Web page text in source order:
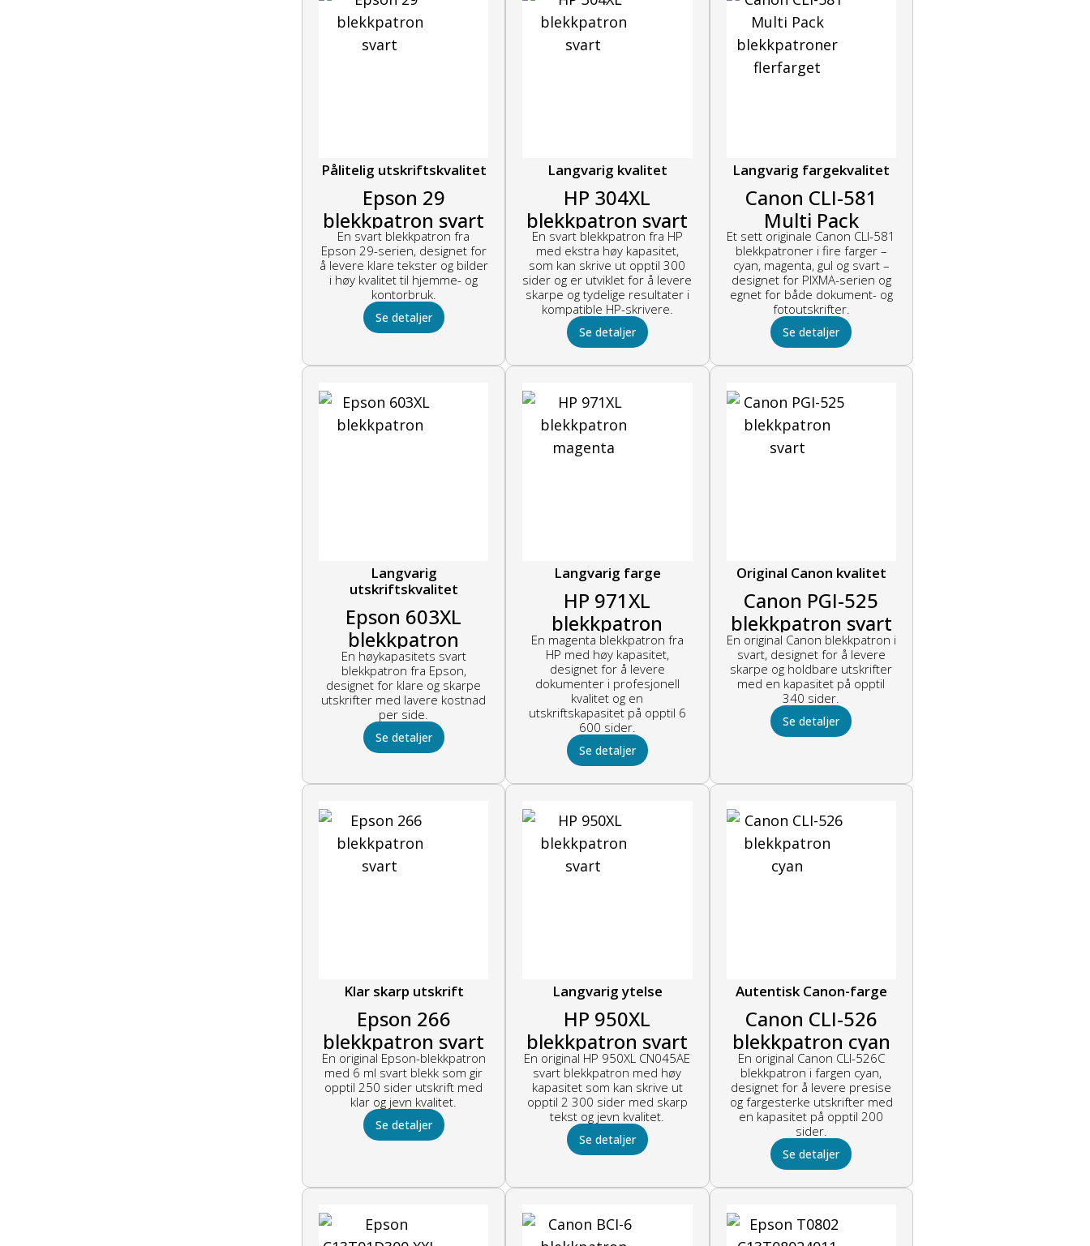
Pålitelig utskriftskvalitet
Epson 29
blekkpatron svart
En svart blekkpatron fra
Epson 29-serien, designet for
å levere klare tekster og bilder
i høy kvalitet til hjemme- og
kontorbruk.
Se detaljer
Langvarig kvalitet
HP 304XL
blekkpatron svart
En svart blekkpatron fra HP
med ekstra høy kapasitet,
som kan skrive ut opptil 300
sider og er utviklet for å levere
skarpe og tydelige resultater i
kompatible HP-skrivere.
Se detaljer
Langvarig fargekvalitet
Canon CLI-581
Multi Pack
blekkpatroner
flerfarget
Et sett originale Canon CLI-581
blekkpatroner i fire farger –
cyan, magenta, gul og svart –
designet for PIXMA-serien og
egnet for både dokument- og
fotoutskrifter.
Se detaljer
Langvarig
utskriftskvalitet
Epson 603XL
blekkpatron
En høykapasitets svart
blekkpatron fra Epson,
designet for klare og skarpe
utskrifter med lavere kostnad
per side.
Se detaljer
Langvarig farge
HP 971XL
blekkpatron
magenta
En magenta blekkpatron fra
HP med høy kapasitet,
designet for å levere
dokumenter i profesjonell
kvalitet og en
utskriftskapasitet på opptil 6
600 sider.
Se detaljer
Original Canon kvalitet
Canon PGI-525
blekkpatron svart
En original Canon blekkpatron i
svart, designet for å levere
skarpe og holdbare utskrifter
med en kapasitet på opptil
340 sider.
Se detaljer
Klar skarp utskrift
Epson 266
blekkpatron svart
En original Epson-blekkpatron
med 6 ml svart blekk som gir
opptil 250 sider utskrift med
klar og jevn kvalitet.
Se detaljer
Langvarig ytelse
HP 950XL
blekkpatron svart
En original HP 950XL CN045AE
svart blekkpatron med høy
kapasitet som kan skrive ut
opptil 2 300 sider med skarp
tekst og jevn kvalitet.
Se detaljer
Autentisk Canon-farge
Canon CLI-526
blekkpatron cyan
En original Canon CLI-526C
blekkpatron i fargen cyan,
designet for å levere presise
og fargesterke utskrifter med
en kapasitet på opptil 200
sider.
Se detaljer